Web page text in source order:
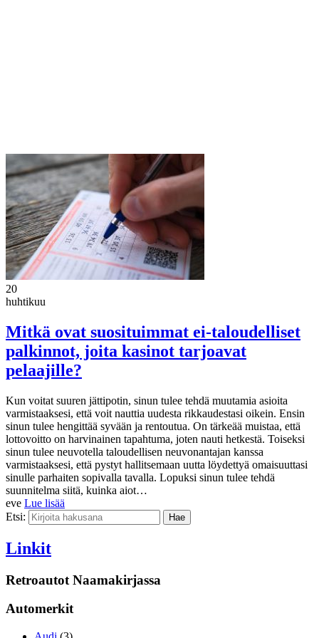
20
huhtikuu
Mitkä ovat suosituimmat ei-taloudelliset
palkinnot, joita kasinot tarjoavat
pelaajille?
Kun voitat suuren jättipotin, sinun tulee tehdä muutamia asioita
varmistaaksesi, että voit nauttia uudesta rikkaudestasi oikein. Ensin
sinun tulee hengittää syvään ja rentoutua. On tärkeää muistaa, että
lottovoitto on harvinainen tapahtuma, joten nauti hetkestä. Toiseksi
sinun tulee neuvotella taloudellisen neuvonantajan kanssa
varmistaaksesi, että pystyt hallitsemaan uutta löydettyä omaisuuttasi
sinulle parhaiten sopivalla tavalla. Lopuksi sinun tulee tehdä
suunnitelma siitä, kuinka aiot…
eve Lue lisää
Etsi:
Linkit
Retroautot Naamakirjassa
Automerkit